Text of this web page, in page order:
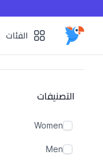
الفئات
التصنيفات
Women
Men